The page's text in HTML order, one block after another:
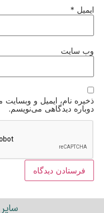
ایمیل *
وب‌ سایت
ذخیره نام، ایمیل و
دوباره دیدگاهی می‌نویسم.